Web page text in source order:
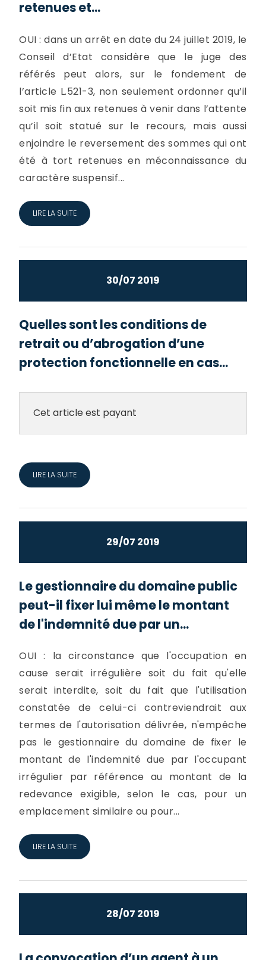
retenues et...
OUI : dans un arrêt en date du 24 juillet 2019, le
Conseil d’Etat considère que le juge des
référés peut alors, sur le fondement de
l’article L.521-3, non seulement ordonner qu’il
soit mis fin aux retenues à venir dans l’attente
qu’il soit statué sur le recours, mais aussi
enjoindre le reversement des sommes qui ont
été à tort retenues en méconnaissance du
caractère suspensif...
LIRE LA SUITE
30/07 2019
Quelles sont les conditions de
retrait ou d’abrogation d’une
protection fonctionnelle en cas...
Cet article est payant
LIRE LA SUITE
29/07 2019
Le gestionnaire du domaine public
peut-il fixer lui même le montant
de l'indemnité due par un...
OUI : la circonstance que l'occupation en
cause serait irrégulière soit du fait qu'elle
serait interdite, soit du fait que l'utilisation
constatée de celui-ci contreviendrait aux
termes de l'autorisation délivrée, n'empêche
pas le gestionnaire du domaine de fixer le
montant de l'indemnité due par l'occupant
irrégulier par référence au montant de la
redevance exigible, selon le cas, pour un
emplacement similaire ou pour...
LIRE LA SUITE
28/07 2019